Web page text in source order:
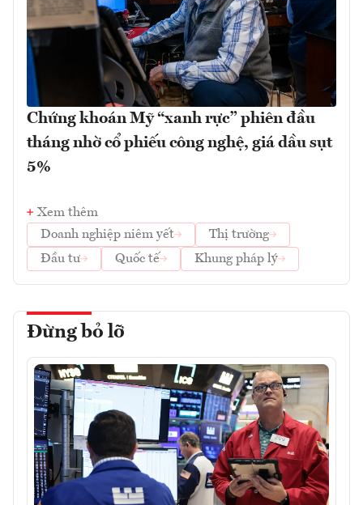
Chứng khoán Mỹ “xanh rực” phiên đầu
tháng nhờ cổ phiếu công nghệ, giá dầu sụt
5%
Xem thêm
Doanh nghiệp niêm yết
Thị trường
Đầu tư
Quốc tế Khung pháp lý
Đừng bỏ lỡ